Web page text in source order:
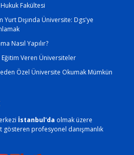
Fakültesi
Yurt Dışında Üniversite: Dgs'ye
Nasıl Yapılır?
Veren Üniversiteler
Özel Üniversite Okumak Mümkün
İstanbul'da olmak üzere
gösteren profesyonel danışmanlık